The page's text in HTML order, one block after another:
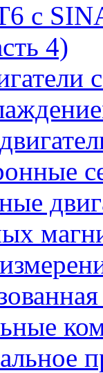
с
4)